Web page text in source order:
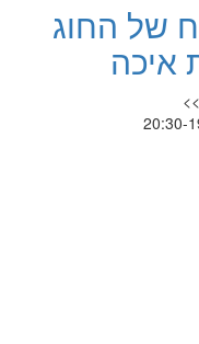
של החוג
איכה